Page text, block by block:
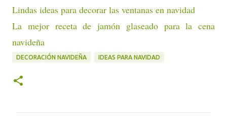
Lindas ideas para decorar las ventanas en navidad
La mejor receta de jamón glaseado para la cena
navideña
DECORACIÓN NAVIDEÑA IDEAS PARA NAVIDAD